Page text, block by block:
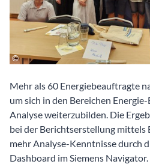
Mehr als 60 Energiebeauftragte
um sich in den Bereichen
Analyse weiterzubilden. Die
bei der Berichtserstellung mittels
mehr Analyse-Kenntnisse durch
Dashboard im Siemens